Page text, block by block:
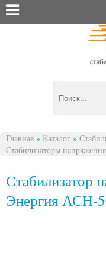

Вы здесь
Главная » Каталог »
Стабилизаторы
Стабилизатор
Энергия АСН-